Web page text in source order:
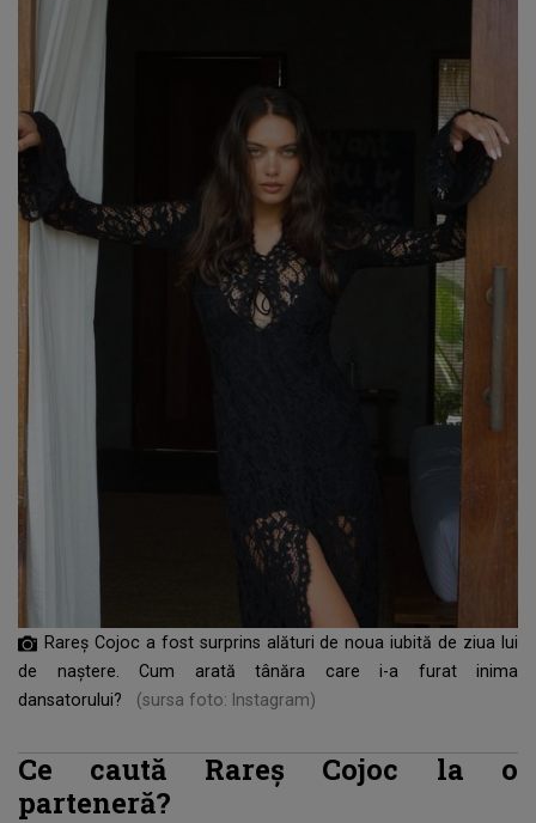
Rareș Cojoc a fost surprins alături de noua iubită de ziua lui
de naștere. Cum arată tânăra care i-a furat inima
dansatorului?
(sursa foto: Instagram)
Ce caută Rareș Cojoc la o
parteneră?